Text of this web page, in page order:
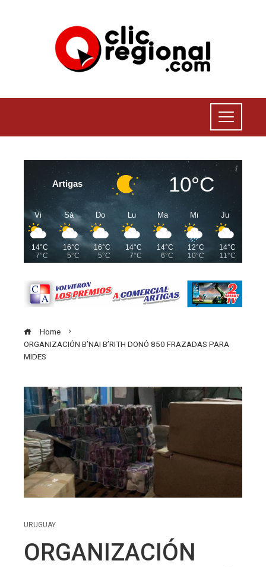
Artigas 10°C
Vi
14°C
7°C
Sá
16°C
5°C
Do
16°C
5°C
Lu
14°C
7°C
Ma
14°C
6°C
Mi
12°C
10°C
Ju
14°C
11°C
Home
ORGANIZACIÓN B’NAI B’RITH DONÓ 850 FRAZADAS PARA
MIDES
URUGUAY
ORGANIZACIÓN